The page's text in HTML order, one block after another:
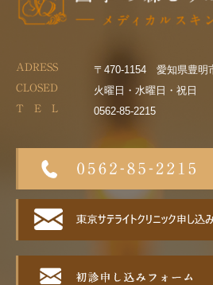
ADRESS 〒470-1154 愛知県豊明
CLOSED 火曜日・水曜日・祝日
T E L 0562-85-2215